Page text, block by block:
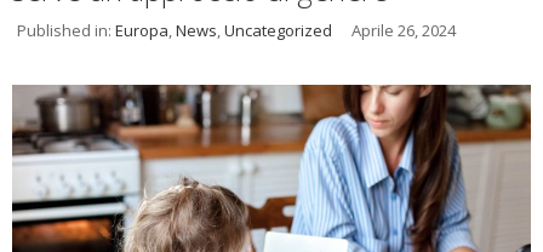
Published in: Europa,News,Uncategorized Aprile 26, 2024